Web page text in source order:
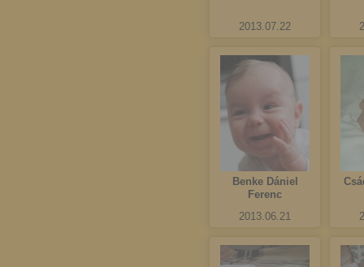
2013.07.22
Benke Dániel
Ferenc
2013.06.21